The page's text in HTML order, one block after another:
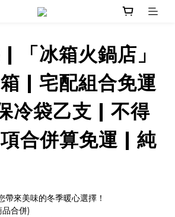
「冰箱火鍋店」
| 宅配組合免運
冷袋乙支 | 不得
合併算免運 | 純
帶來美味的冬季暖心選擇！
合併)